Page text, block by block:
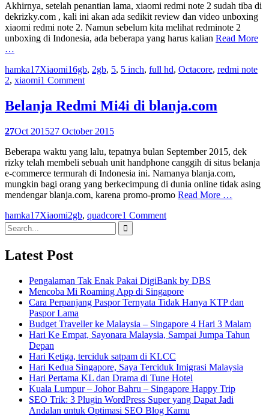
Akhirnya, setelah penantian lama, xiaomi redmi note 2 sudah tiba di
dekrizky.com , kali ini akan ada sedikit review dan video unboxing
xiaomi redmi note 2. Namun sebelum kita melihat redminote 2
unboxing di Indonesia, ada beberapa yang harus kalian Read More
…
hamka17Xiaomi16gb, 2gb, 5, 5 inch, full hd, Octacore, redmi note
2, xiaomi1 Comment
Belanja Redmi Mi4i di blanja.com
27Oct 201527 October 2015
Beberapa waktu yang lalu, tepatnya bulan September 2015, dek
rizky telah membeli sebuah unit handphone canggih di situs belanja
e-commerce termurah di Indonesia ini. Namanya blanja.com,
mungkin bagi orang yang berkecimpung di dunia online tidak asing
mendengar blanja.com, karena promo-promo Read More …
hamka17Xiaomi2gb, quadcore1 Comment
Search
for:
Latest Post
Pengalaman Tak Enak Pakai DigiBank by DBS
Mencoba Mi Roaming App di Singapore
Cara Perpanjang Paspor Ternyata Tidak Hanya KTP dan
Paspor Lama
Budget Traveller ke Malaysia – Singapore 4 Hari 3 Malam
Hari Ke Empat, Sayonara Malaysia, Sampai Jumpa Tahun
Depan
Hari Ketiga, terciduk satpam di KLCC
Hari Kedua Singapore, Saya Terciduk Imigrasi Malaysia
Hari Pertama KL dan Drama di Tune Hotel
Kuala Lumpur – Johor Bahru – Singapore Happy Trip
SEO Trik: 3 Plugin WordPress Super yang Dapat Jadi
Andalan untuk Optimasi SEO Blog Kamu